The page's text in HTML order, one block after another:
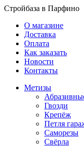
Стройбаза в Парфино
О магазине
Доставка
Оплата
Как заказать
Новости
Контакты
Метизы
Гвозди
Крепёж
Петля
Саморезы
Свёрла